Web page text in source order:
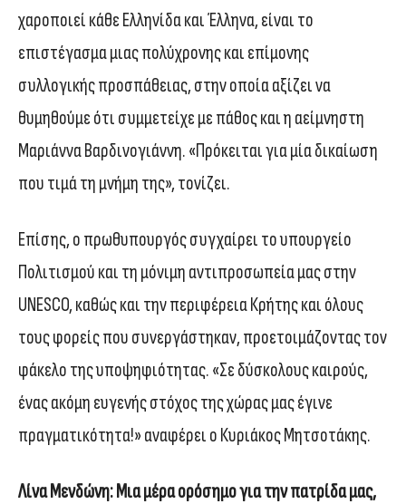
χαροποιεί κάθε Ελληνίδα και Έλληνα, είναι το
επιστέγασμα μιας πολύχρονης και επίμονης
συλλογικής προσπάθειας, στην οποία αξίζει να
θυμηθούμε ότι συμμετείχε με πάθος και η αείμνηστη
Μαριάννα Βαρδινογιάννη. «Πρόκειται για μία δικαίωση
που τιμά τη μνήμη της», τονίζει.
Επίσης, ο πρωθυπουργός συγχαίρει το υπουργείο
Πολιτισμού και τη μόνιμη αντιπροσωπεία μας στην
UNESCO, καθώς και την περιφέρεια Κρήτης και όλους
τους φορείς που συνεργάστηκαν, προετοιμάζοντας τον
φάκελο της υποψηφιότητας. «Σε δύσκολους καιρούς,
ένας ακόμη ευγενής στόχος της χώρας μας έγινε
πραγματικότητα!» αναφέρει ο Κυριάκος Μητσοτάκης.
Λίνα Μενδώνη: Μια μέρα ορόσημο για την πατρίδα μας,